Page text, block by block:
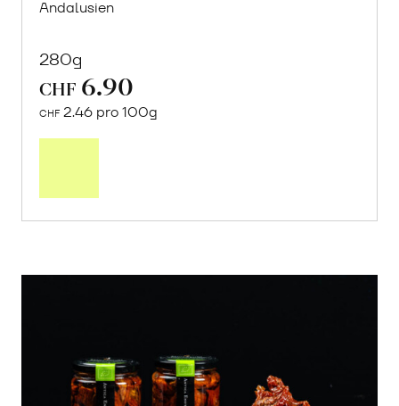
Andalusien
280g
CHF 6.90
CHF 2.46 pro 100g